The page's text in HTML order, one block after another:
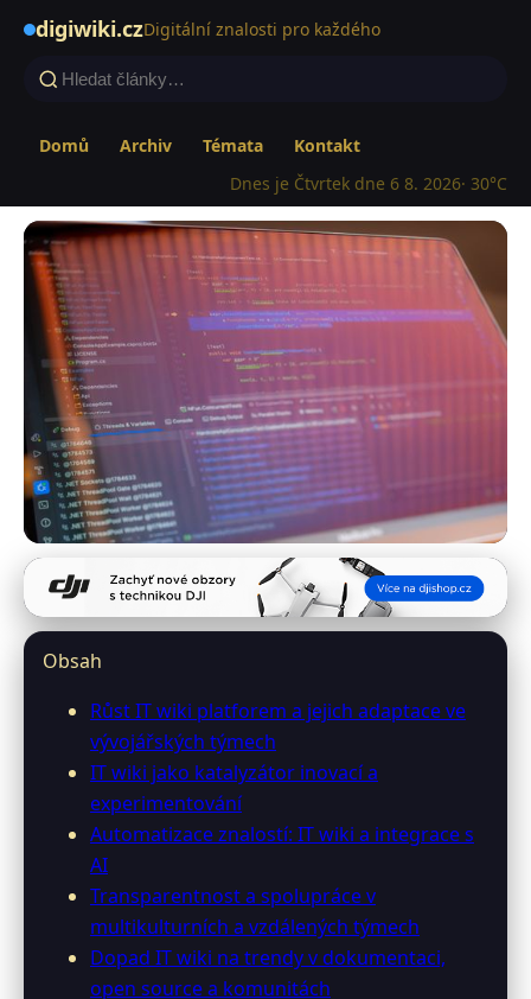
digiwiki.czDigitální znalosti pro každého
Domů Archiv Témata
Kontakt
Dnes je Čtvrtek dne 6 8. 2026· 30°C
digiwiki.cz
Revolutionizing Software
Wikis
29. 6. 2026· 9 min čtení · Autor: Ondřej Němeček
Obsah
Růst IT wiki platforem a jejich adaptace ve
vývojářských týmech
IT wiki jako katalyzátor inovací a
experimentování
Automatizace znalostí: IT wiki a integrace s
AI
Transparentnost a spolupráce v
multikulturních a vzdálených týmech
Dopad IT wiki na trendy v dokumentaci,
open source a komunitách